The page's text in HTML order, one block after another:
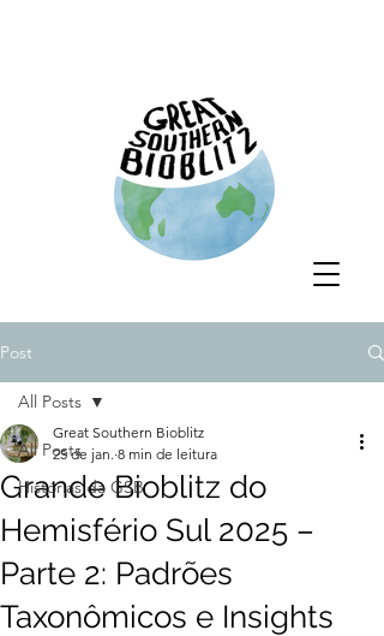
Post
All Posts
Histórias da GSB
All Posts
Grande Bioblitz do
Hemisfério Sul 2025 –
Parte 2: Padrões
Taxonômicos e Insights
Great Southern Bioblitz
25 de jan. 8 min de leitura